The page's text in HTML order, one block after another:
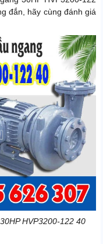
đắn, hãy cùng đánh giá
HVP3200-122 40